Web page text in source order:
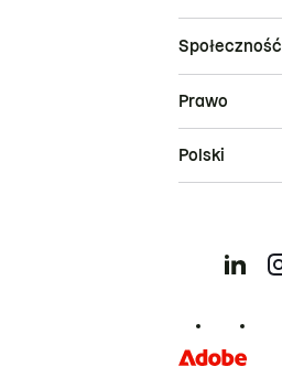
Społeczność
Prawo
Polski